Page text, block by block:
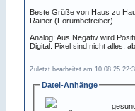
Beste Grüße von Haus zu
Rainer (Forumbetreiber)
Analog: Aus Negativ wird
Digital: Pixel sind nicht alles,
Zuletzt bearbeitet am 10.08.25
Datei-Anhänge